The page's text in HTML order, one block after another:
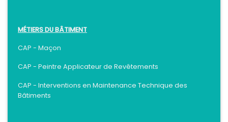
MÉTIERS DU BÂTIMENT
CAP - Maçon
CAP - Peintre Applicateur de Revêtements
CAP - Interventions en Maintenance Technique des
Bâtiments